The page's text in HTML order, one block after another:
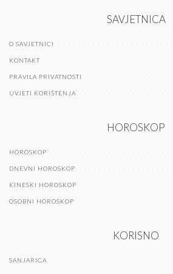
SAVJETNICA
O SAVJETNICI
KONTAKT
PRAVILA PRIVATNOSTI
UVJETI KORIŠTENJA
HOROSKOP
HOROSKOP
DNEVNI HOROSKOP
KINESKI HOROSKOP
OSOBNI HOROSKOP
KORISNO
SANJARICA